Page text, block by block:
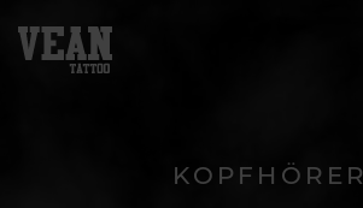
KOPFHÖRER